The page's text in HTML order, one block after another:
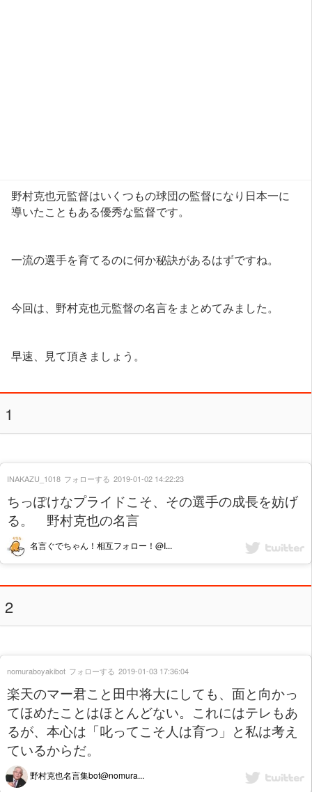
野村克也元監督はいくつもの球団の監督になり日本一に
導いたこともある優秀な監督です。
一流の選手を育てるのに何か秘訣があるはずですね。
今回は、野村克也元監督の名言をまとめてみました。
早速、見て頂きましょう。
1
ちっぽけなプライドこそ、その選手の成長を妨げ
る。 野村克也の名言
名言ぐでちゃん！相互フォロー！@I...
INAKAZU_1018 フォローする 2019-01-02 14:22:23
2
楽天のマー君こと田中将大にしても、面と向かっ
てほめたことはほとんどない。これにはテレもあ
るが、本心は「叱ってこそ人は育つ」と私は考え
ているからだ。
野村克也名言集bot@nomura...
nomuraboyakibot フォローする 2019-01-03 17:36:04